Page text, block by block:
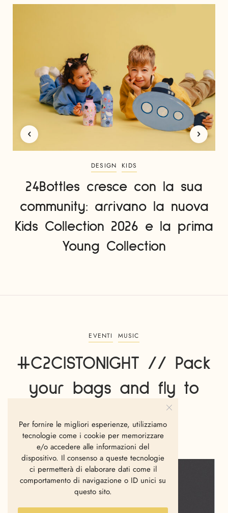
DESIGN KIDS
24Bottles cresce con la sua
community: arrivano la nuova
Kids Collection 2026 e la prima
Young Collection
EVENTI MUSIC
#C2CISTONIGHT // Pack
your bags and fly to
MATTIA LAURELLA MARZO 13, 2013
Per fornire le migliori esperienze, utilizziamo
tecnologie come i cookie per memorizzare
e/o accedere alle informazioni del
dispositivo. Il consenso a queste tecnologie
ci permetterà di elaborare dati come il
comportamento di navigazione o ID unici su
questo sito.